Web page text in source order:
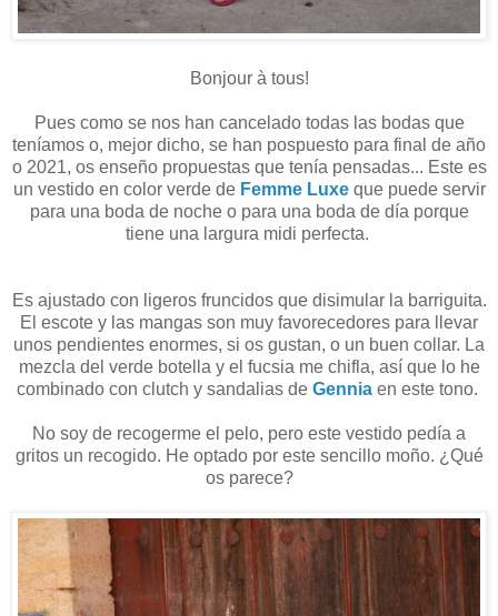
Bonjour à tous!
Pues como se nos han cancelado todas las bodas que
teníamos o, mejor dicho, se han pospuesto para final de año
o 2021, os enseño propuestas que tenía pensadas... Este es
un vestido en color verde de Femme Luxeque puede servir
para una boda de noche o para una boda de día porque
tiene una largura midi perfecta.
Es ajustado con ligeros fruncidos que disimular la barriguita.
El escote y las mangas son muy favorecedores para llevar
unos pendientes enormes, si os gustan, o un buen collar. La
mezcla del verde botella y el fucsia me chifla, así que lo he
combinado con clutch y sandalias deGenniaen este tono.
No soy de recogerme el pelo, pero este vestido pedía a
gritos un recogido. He optado por este sencillo moño. ¿Qué
os parece?